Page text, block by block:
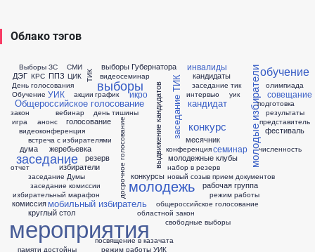
Облако тэгов
Выборы ЗС
ДЭГ
День голосования
КРС
Обучение
Общероссийское голосование
ППЗ
СМИ
ТИК
УИК
ЦИК
акции
анонс
вебинар
видеоконференция
видеосеминар
встреча с избирателями
выборы
выборы Губернатора
выдвижение кандидатов
голосование
график
день тишины
досрочное голосование
дума жеребьевка
закон
заседание
заседание Думы
заседание ТИК
заседание комиссии
заседание тик
игра
избиратели
избирательный марафон
икро
инвалиды
интервью
кандидат
кандидаты
комиссия
конкурс
конкурсы
конференция
круглый стол
мероприятия
месячник
мобильный избиратель
молодежные клубы
молодежь
молодые избиратели
набор в резерв
новый созыв
областной закон
обучение
общероссийское голосование
олимпиада
отчет
памяти достойны
подготовка
посвящение в казачата
представитель
прием документов
рабочая группа
режим работы
режим работы УИК
резерв
результаты
свободные выборы
семинар
совещание
уик
фестиваль
численность